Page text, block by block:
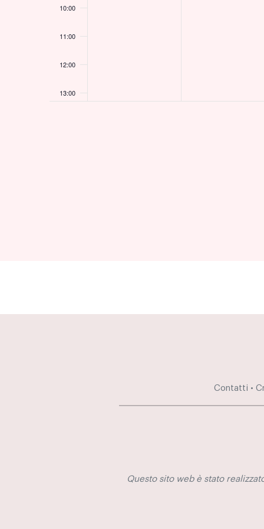
10:00
11:00
12:00
13:00
Contatti •
Questo sito web è stato